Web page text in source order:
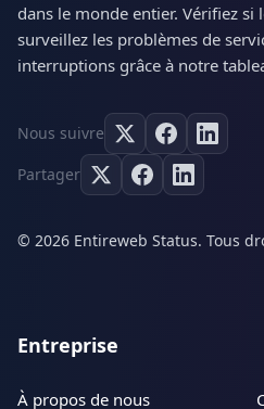
dans le monde entier. Vérifiez si
surveillez les problèmes de
interruptions grâce à notre
Nous suivre
Partager
© 2026 Entireweb Status. Tous
Entreprise
À propos de nous